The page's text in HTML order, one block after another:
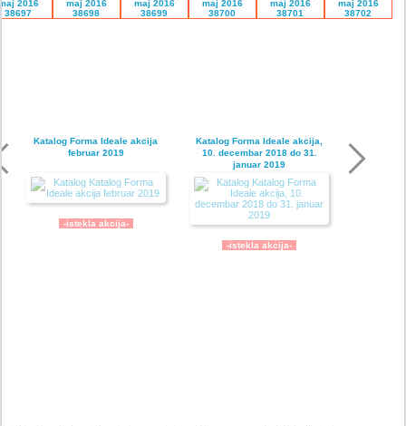
Katalog Forma Ideale akcija
februar 2019
-istekla akcija-
Katalog Forma Ideale akcija,
10. decembar 2018 do 31.
januar 2019
-istekla akcija-